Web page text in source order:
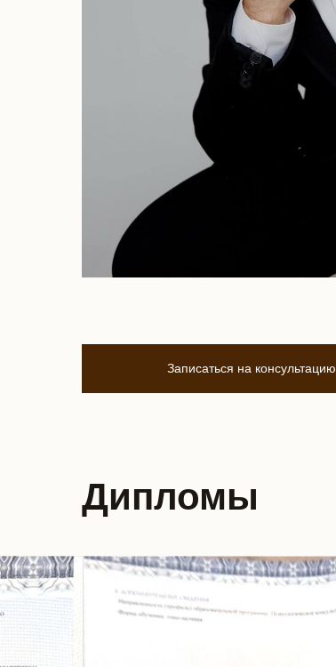
Записаться на консультацию
Дипломы